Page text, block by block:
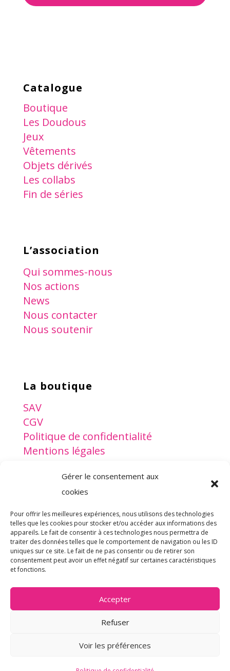
Gérer le consentement aux
cookies
Pour offrir les meilleures expériences, nous utilisons des technologies
telles que les cookies pour stocker et/ou accéder aux informations des
appareils. Le fait de consentir à ces technologies nous permettra de
traiter des données telles que le comportement de navigation ou les ID
uniques sur ce site. Le fait de ne pas consentir ou de retirer son
consentement peut avoir un effet négatif sur certaines caractéristiques
et fonctions.
Accepter
Refuser
Voir les préférences
Catalogue
Boutique
Les Doudous
Jeux
Vêtements
Objets dérivés
Les collabs
Fin de séries
L’association
Qui sommes-nous
Nos actions
News
Nous contacter
Nous soutenir
La boutique
SAV
CGV
Politique de confidentialité
Mentions légales
www.lesptitsdoudous.org
Je fais un don
par Koality